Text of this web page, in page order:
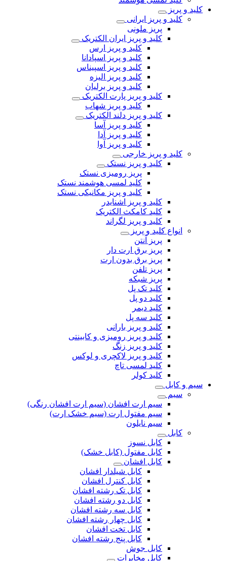
کلید و پریز
کلید و پریز ایرانی
پریز ملونی
کلید و پریز ایران الکتریک
کلید و پریز ارس
کلید و پریز اسپادانا
کلید و پریز اسپیناس
کلید و پریز الیزه
کلید و پریز برلیان
کلید و پریز پارت الکتریک
کلید و پریز شهاب
کلید و پریز دلند الکتریک
کلید و پریز آسا
کلید و پریز آدا
کلید و پریز آوا
کلید و پریز خارجی
کلید و پریز نستک
پریز رومیزی نستک
کلید لمسی هوشمند نستک
کلید و پریز مکانیکی نستک
کلید و پریز اشنایدر
کلید کامکث الکتریک
کلید و پریز لگراند
انواع کلید و پریز
پریز آنتن
پریز برق ارت دار
پریز برق بدون ارت
پریز تلفن
پریز شبکه
کلید تک پل
کلید دو پل
کلید دیمر
کلید سه پل
کلید و پریز بارانی
کلید و پریز رومیزی و کابینتی
کلید و پریز زنگ
کلید و پریز لاکچری و لوکس
کلید لمسی تاچ
کلید کولر
سیم و کابل
سیم
سیم ارت افشان (سیم ارت افشان رنگی)
سیم مفتول ارت (سیم خشک ارت)
سیم نایلون
کابل
کابل نسوز
کابل مفتول (کابل خشک)
کابل افشان
کابل شیلدار افشان
کابل کنترل افشان
کابل تک رشته افشان
کابل دو رشته افشان
کابل سه رشته افشان
کابل چهار رشته افشان
کابل تخت افشان
کابل پنج رشته افشان
کابل جوش
کابل مخابرات